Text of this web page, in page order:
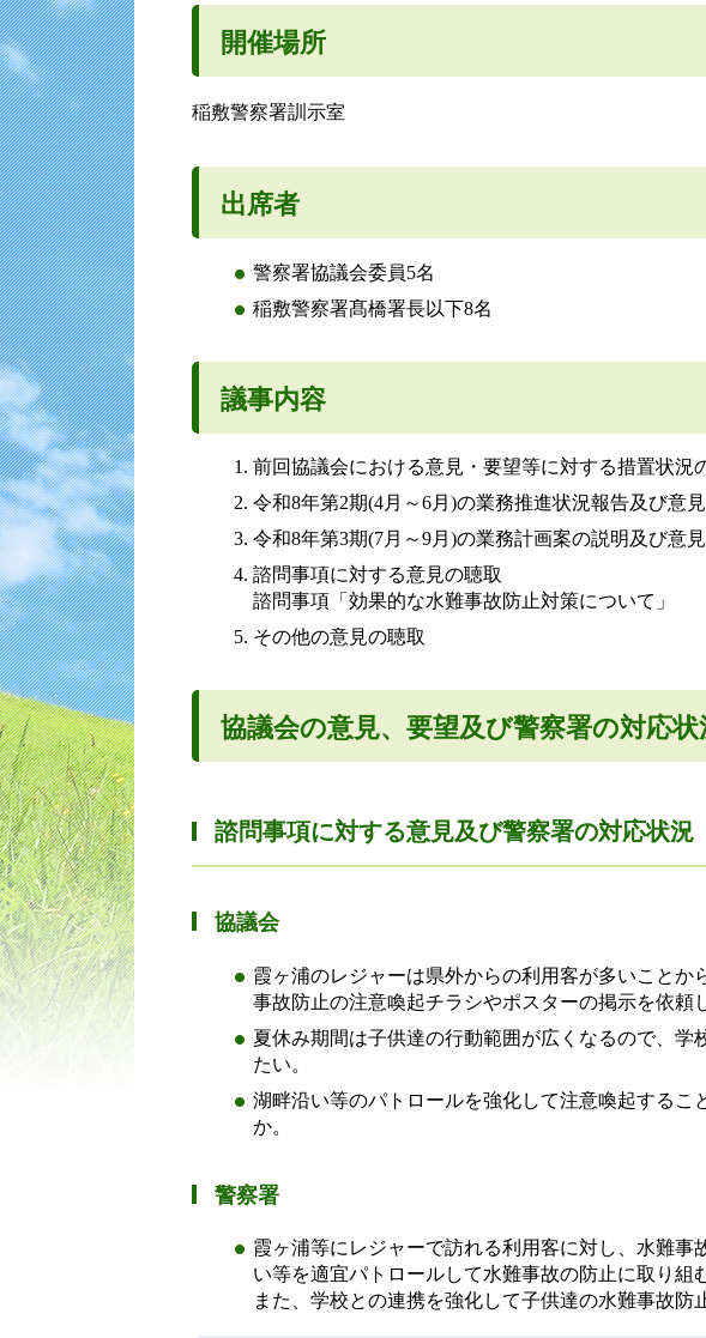
開催場所
稲敷警察署訓示室
出席者
警察署協議会委員5名
稲敷警察署髙橋署長以下8名
議事内容
前回協議会における意見・要望等に対する措置状況
令和8年第2期(4月～6月)の業務推進状況報告及び意
令和8年第3期(7月～9月)の業務計画案の説明及び意
諮問事項に対する意見の聴取
諮問事項「効果的な水難事故防止対策について」
その他の意見の聴取
協議会の意見、要望及び警察署の対応状
諮問事項に対する意見及び警察署の対応状況
協議会
霞ヶ浦のレジャーは県外からの利用客が多いこと
事故防止の注意喚起チラシやポスターの掲示を依頼
夏休み期間は子供達の行動範囲が広くなるので、学
たい。
湖畔沿い等のパトロールを強化して注意喚起するこ
か。
警察署
霞ヶ浦等にレジャーで訪れる利用客に対し、水難
い等を適宜パトロールして水難事故の防止に取り組
また、学校との連携を強化して子供達の水難事故防